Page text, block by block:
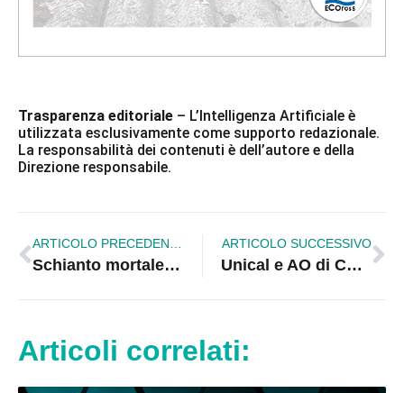
Trasparenza editoriale – L’Intelligenza Artificiale è
utilizzata esclusivamente come supporto redazionale.
La responsabilità dei contenuti è dell’autore e della
Direzione responsabile.
ARTICOLO PRECEDENTE
Schianto mortale tra auto e moto: il magistrato valuta le responsabilità
ARTICOLO SUCCESSIVO
Unical e AO di Cosenza rafforzano la collaborazione sulla formazione sanitaria
Articoli correlati: